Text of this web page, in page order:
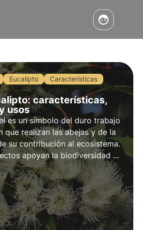
Eucalipto
Características
características,
usos
es un símbolo del duro trabajo
que realizan las abejas y de la
su contribución al ecosistema.
apoyan la biodiversidad y,
cultivadores, garantizan
para los polinizadores.